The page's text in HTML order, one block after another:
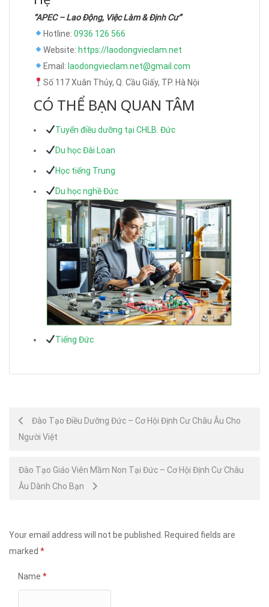
“APEC – Lao Động, Việc Làm & Định Cư”
Hotline: 0936 126 566
Website: https://laodongvieclam.net
Email: laodongvieclam.net@gmail.com
Số 117 Xuân Thủy, Q. Cầu Giấy, TP. Hà Nội
CÓ THỂ BẠN QUAN TÂM
Tuyển điều dưỡng tại CHLB. Đức
Du học Đài Loan
Học tiếng Trung
Du học nghề Đức
Tiếng Đức
Post
navigation
Đào Tạo Điều Dưỡng Đức – Cơ Hội Định Cư Châu Âu Cho
Người Việt
Đào Tạo Giáo Viên Mầm Non Tại Đức – Cơ Hội Định Cư Châu
Âu Dành Cho Bạn
Your email address will not be published.
Required fields are
marked *
Name *